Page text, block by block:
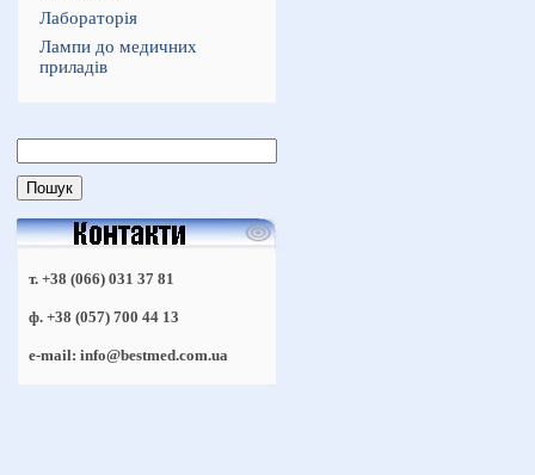
Лабораторія
Лампи до медичних
приладів
т. +38 (066) 031 37 81
ф. +38 (057) 700 44 13
e-mail: info@bestmed.com.ua